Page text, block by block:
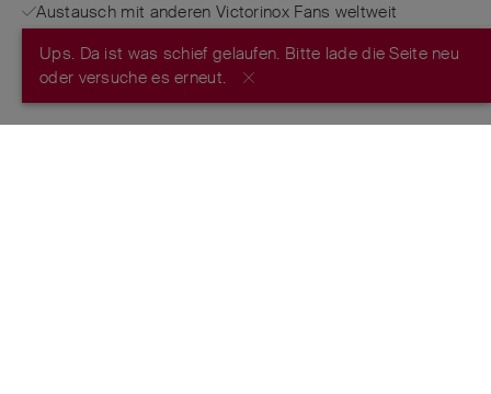
Ups. Da ist was schief gelaufen. Bitte lade die Seite neu
oder versuche es erneut.
Austausch mit anderen Victorinox Fans weltweit
JETZT REGISTRIEREN